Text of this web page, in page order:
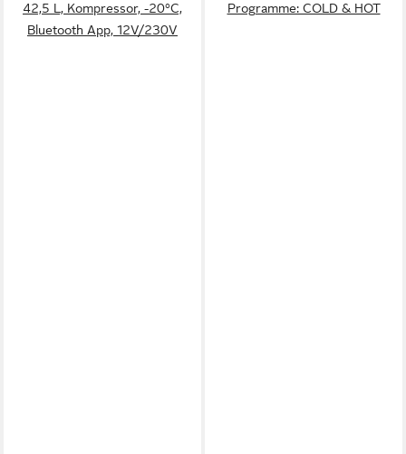
42,5 L, Kompressor, -20°C,
Bluetooth App, 12V/230V
Programme: COLD & HOT